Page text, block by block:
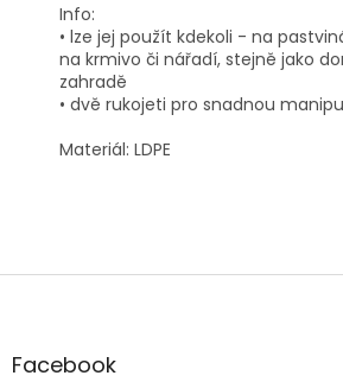
Info:
• lze jej použít kdekoli - na
na krmivo či nářadí, stejně jako
zahradě
• dvě rukojeti pro snadnou
Materiál: LDPE
Z
aFacebook